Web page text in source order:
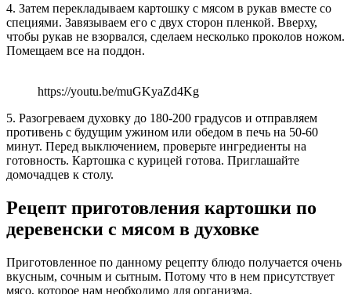
4. Затем перекладываем картошку с мясом в рукав вместе со
специями. Завязываем его с двух сторон пленкой. Вверху,
чтобы рукав не взорвался, сделаем несколько проколов ножом.
Помещаем все на поддон.
https://youtu.be/muGKyaZd4Kg
5. Разогреваем духовку до 180-200 градусов и отправляем
противень с будущим ужином или обедом в печь на 50-60
минут. Перед выключением, проверьте ингредиенты на
готовность. Картошка с курицей готова. Приглашайте
домочадцев к столу.
Рецепт приготовления картошки по
деревенски с мясом в духовке
Приготовленное по данному рецепту блюдо получается очень
вкусным, сочным и сытным. Потому что в нем присутствует
мясо, которое нам необходимо для организма.